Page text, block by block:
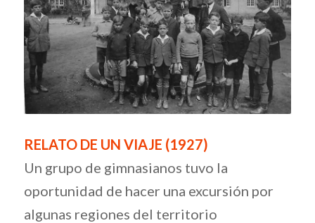
RELATO DE UN VIAJE (1927)
Un grupo de gimnasianos tuvo la
oportunidad de hacer una excursión por
algunas regiones del territorio